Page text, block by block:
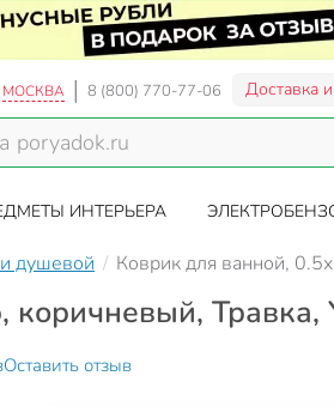
МОСКВА 8 (800) 770-77-06 Доставка
ИНТЕРЬЕРА
душевой Коврик для ванной,
коричневый, Травка,
Оставить отзыв